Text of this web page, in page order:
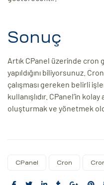
Sonuç
Artık CPanel üzerinde cron
yapıldığını biliyorsunuz.
çalışması gereken belirli
kullanışlıdır. CPanel’in
oluşturmak ve yönetmek
CPanel Cron